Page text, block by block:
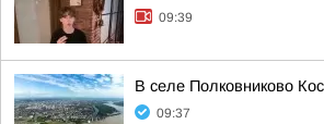
09:39
В селе Полковниково
09:37